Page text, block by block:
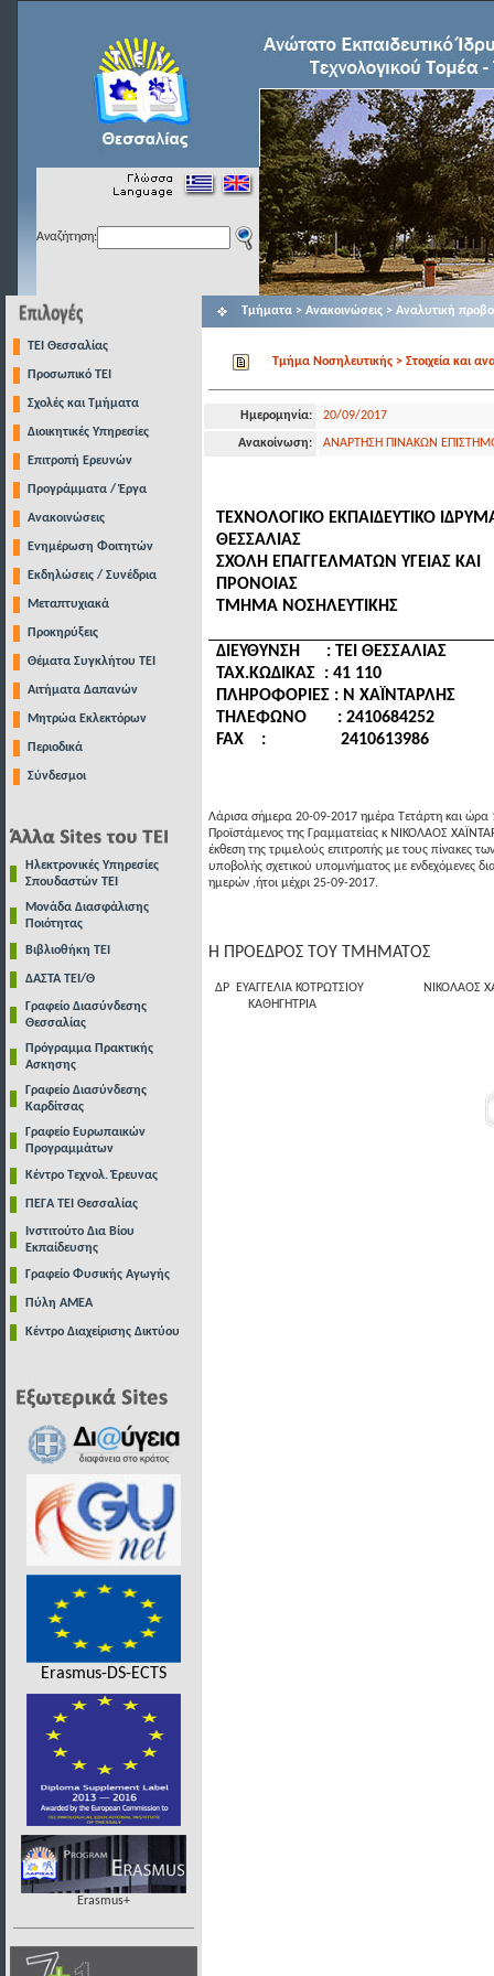
Αναζήτηση:
TEI Θεσσαλίας
Προσωπικό ΤΕΙ
Σχολές και Τμήματα
Διοικητικές Υπηρεσίες
Επιτροπή Ερευνών
Προγράμματα / Έργα
Ανακοινώσεις
Ενημέρωση Φοιτητών
Εκδηλώσεις / Συνέδρια
Μεταπτυχιακά
Προκηρύξεις
Θέματα Συγκλήτου ΤΕΙ
Αιτήματα Δαπανών
Μητρώα Εκλεκτόρων
Περιοδικά
Σύνδεσμοι
Ηλεκτρονικές Υπηρεσίες
Σπουδαστών ΤΕΙ
Μονάδα Διασφάλισης
Ποιότητας
Βιβλιοθήκη ΤΕΙ
ΔΑΣΤΑ ΤΕΙ/Θ
Γραφείο Διασύνδεσης
Θεσσαλίας
Πρόγραμμα Πρακτικής
Ασκησης
Γραφείο Διασύνδεσης
Καρδίτσας
Γραφείο Ευρωπαικών
Προγραμμάτων
Κέντρο Τεχνολ. Έρευνας
ΠΕΓΑ ΤΕΙ Θεσσαλίας
Ινστιτούτο Δια Βίου
Εκπαίδευσης
Γραφείο Φυσικής Αγωγής
Πύλη ΑΜΕΑ
Κέντρο Διαχείρισης Δικτύου
Erasmus-DS-ECTS
Erasmus+
Τμήματα > Ανακοινώσεις > Αναλυτική
Τμήμα Νοσηλευτικής > Στοιχεία και
Ημερομηνία: 20/09/2017
Ανακοίνωση: ΑΝΑΡΤΗΣΗ ΠΙΝΑΚΩΝ
ΤΕΧΝΟΛΟΓΙΚΟ ΕΚΠΑΙΔΕΥΤΙΚΟ
ΘΕΣΣΑΛΙΑΣ
ΣΧΟΛΗ ΕΠΑΓΓΕΛΜΑΤΩΝ ΥΓΕΙΑΣ ΚΑΙ
ΠΡΟΝΟΙΑΣ
ΤΜΗΜΑ ΝΟΣΗΛΕΥΤΙΚΗΣ
ΔΙΕΥΘΥΝΣΗ
: ΤΕΙ ΘΕΣΣΑΛΙΑΣ
ΤΑΧ.ΚΩΔΙΚΑΣ : 41 110
ΠΛΗΡΟΦΟΡΙΕΣ : Ν ΧΑΪΝΤΑΡΛΗΣ
ΤΗΛΕΦΩΝΟ : 2410684252
FAX : 2410613986
Λάρισα σήμερα 20-09-2017 ημέρα Τετάρτη και
Προϊστάμενος της Γραμματείας κ ΝΙΚΟΛΑΟΣ
έκθεση της τριμελούς επιτροπής με τους πίνακες
υποβολής σχετικού υπομνήματος με ενδεχόμενες
ημερών ,ήτοι μέχρι 25-09-2017.
Η ΠΡΟΕΔΡΟΣ ΤΟΥ ΤΜΗΜΑΤΟΣ Ο
ΔΡ ΕΥΑΓΓΕΛΙΑ ΚΟΤΡΩΤΣΙΟΥ
ΝΙΚΟΛΑΟΣ
ΚΑΘΗΓΗΤΡΙΑ